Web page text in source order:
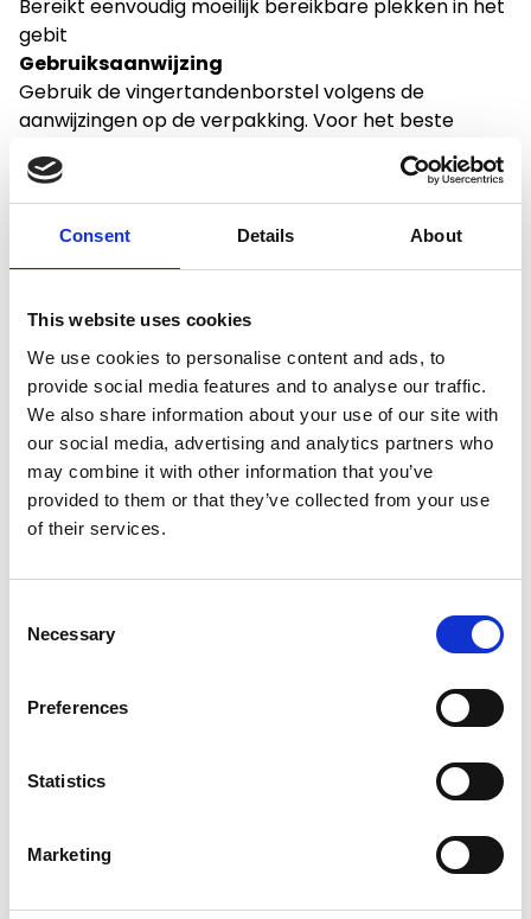
Consent Details About
This website uses cookies
We use cookies to personalise content and ads, to
provide social media features and to analyse our traffic.
We also share information about your use of our site with
our social media, advertising and analytics partners who
may combine it with other information that you’ve
provided to them or that they’ve collected from your use
of their services.
Selection
Necessary
Preferences
Statistics
Marketing
Bereikt eenvoudig moeilijk bereikbare plekken in het
gebit
Gebruiksaanwijzing
Gebruik de vingertandenborstel volgens de
aanwijzingen op de verpakking. Voor het beste
resultaat wordt dagelijks poetsen aanbevolen.
Productspecificaties